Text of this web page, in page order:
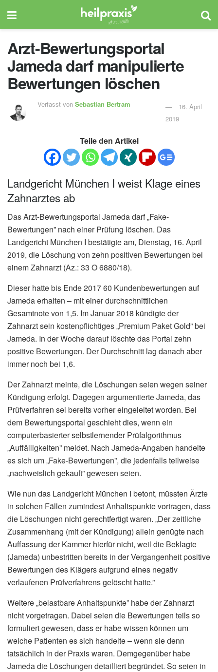
Arzt-Bewertungsportal
Jameda darf manipulierte
Bewertungen löschen
Verfasst vonSebastian Bertram
16. April
2019
Teile den Artikel
Landgericht München I weist Klage eines
Zahnarztes ab
Das Arzt-Bewertungsportal Jameda darf „Fake-
Bewertungen” nach einer Prüfung löschen. Das
Landgericht München I bestätigte am, Dienstag, 16. April
2019, die Löschung von zehn positiven Bewertungen bei
einem Zahnarzt (Az.: 33 O 6880/18).
Dieser hatte bis Ende 2017 60 Kundenbewertungen auf
Jameda erhalten – mit einer durchschnittlichen
Gesamtnote von 1,5. Im Januar 2018 kündigte der
Zahnarzt sein kostenpflichtiges „Premium Paket Gold” bei
Jameda. In der Woche darauf löschte das Portal zehn
positive Bewertungen. Der Durchschnitt lag danach aber
immer noch bei 1,6.
Der Zahnarzt meinte, die Löschungen seien wegen seiner
Kündigung erfolgt. Dagegen argumentierte Jameda, das
Prüfverfahren sei bereits vorher eingeleitet worden. Bei
dem Bewertungsportal geschieht dies, wenn ein
computerbasierter selbstlernender Prüfalgorithmus
„Auffälligkeiten” meldet. Nach Jameda-Angaben handelte
es sich um „Fake-Bewertungen”, die jedenfalls teilweise
„nachweislich gekauft” gewesen seien.
Wie nun das Landgericht München I betont, müssten Ärzte
in solchen Fällen zumindest Anhaltspunkte vortragen, dass
die Löschungen nicht gerechtfertigt waren. „Der zeitliche
Zusammenhang (mit der Kündigung) allein genügte nach
Auffassung der Kammer hierfür nicht, weil die Beklagte
(Jameda) unbestritten bereits in der Vergangenheit positive
Bewertungen des Klägers aufgrund eines negativ
verlaufenen Prüfverfahrens gelöscht hatte.”
Weitere „belastbare Anhaltspunkte” habe der Zahnarzt
nicht vorgetragen. Dabei seien die Bewertungen teils so
formuliert gewesen, dass er habe wissen können um
welche Patienten es sich handelte – wenn sie denn
tatsächlich in der Praxis waren. Demgegenüber habe
Jameda die Löschungen detailliert begründet. So seien in